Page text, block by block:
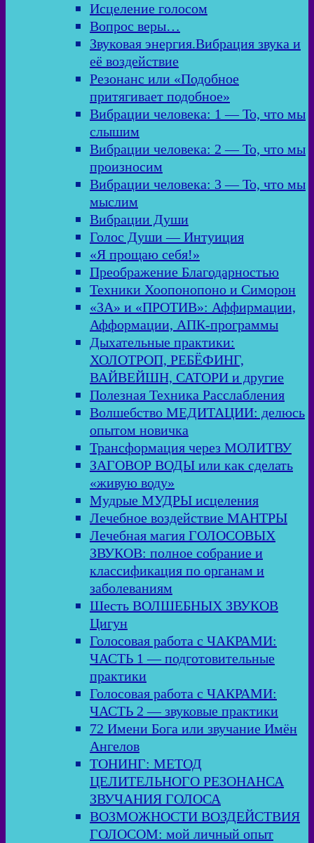
Исцеление голосом
Вопрос веры…
Звуковая энергия.Вибрация звука и
её воздействие
Резонанс или «Подобное
притягивает подобное»
Вибрации человека: 1 — То, что мы
слышим
Вибрации человека: 2 — То, что мы
произносим
Вибрации человека: 3 — То, что мы
мыслим
Вибрации Души
Голос Души — Интуиция
«Я прощаю себя!»
Преображение Благодарностью
Техники Хоопонопоно и Симорон
«ЗА» и «ПРОТИВ»: Аффирмации,
Афформации, АПК-программы
Дыхательные практики:
ХОЛОТРОП, РЕБЁФИНГ,
ВАЙВЕЙШН, САТОРИ и другие
Полезная Техника Расслабления
Волшебство МЕДИТАЦИИ: делюсь
опытом новичка
Трансформация через МОЛИТВУ
ЗАГОВОР ВОДЫ или как сделать
«живую воду»
Мудрые МУДРЫ исцеления
Лечебное воздействие МАНТРЫ
Лечебная магия ГОЛОСОВЫХ
ЗВУКОВ: полное собрание и
классификация по органам и
заболеваниям
Шесть ВОЛШЕБНЫХ ЗВУКОВ
Цигун
Голосовая работа с ЧАКРАМИ:
ЧАСТЬ 1 — подготовительные
практики
Голосовая работа с ЧАКРАМИ:
ЧАСТЬ 2 — звуковые практики
72 Имени Бога или звучание Имён
Ангелов
ТОНИНГ: МЕТОД
ЦЕЛИТЕЛЬНОГО РЕЗОНАНСА
ЗВУЧАНИЯ ГОЛОСА
ВОЗМОЖНОСТИ ВОЗДЕЙСТВИЯ
ГОЛОСОМ: мой личный опыт